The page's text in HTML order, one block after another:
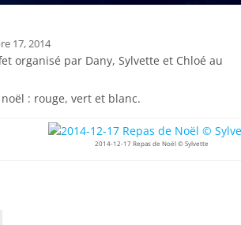
17, 2014
organisé par Dany, Sylvette et Chloé au
: rouge, vert et blanc.
2014-12-17 Repas de Noël © Sylvette